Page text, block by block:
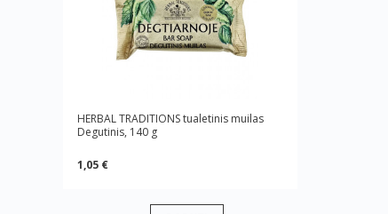
HERBAL TRADITIONS tualetinis muilas
Degutinis, 140 g
1,05 €